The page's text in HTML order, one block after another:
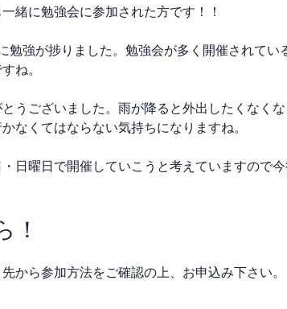
緒に勉強会に参加された方です！！
勉強が捗りました。勉強会が多く開催されてい
ね。
うございました。雨が降ると外出したくなく
なくてはならない気持ちになりますね。
日曜日で開催していこうと考えていますので
！
から参加方法をご確認の上、お申込み下さい。